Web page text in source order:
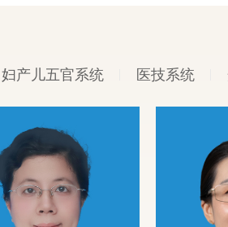
妇产儿五官系统 医技系统